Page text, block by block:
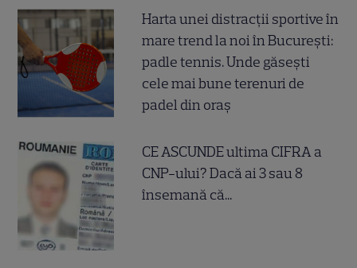
Harta unei distracții sportive în
mare trend la noi în București:
padle tennis. Unde găsești
cele mai bune terenuri de
padel din oraș
CE ASCUNDE ultima CIFRA a
CNP-ului? Dacă ai 3 sau 8
însemană că...